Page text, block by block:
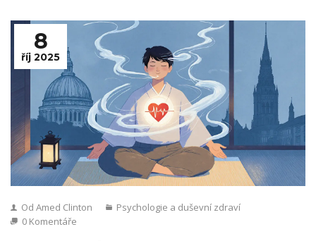
8
říj 2025
Od Amed Clinton
Psychologie a duševní zdraví
0 Komentáře